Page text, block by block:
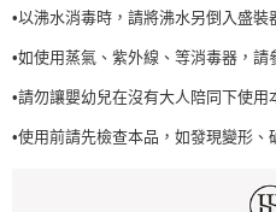
•以沸水消毒時，請將沸水另倒入盛裝
•如使用蒸氣、紫外線、等消毒器，請
•請勿讓嬰幼兒在沒有大人陪同下使用
•使用前請先檢查本品，如發現變形、